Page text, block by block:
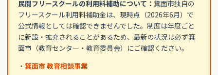
民間フリースクールの利用料補助について： 箕面市独自の
フリースクール利用料補助金は、現時点（2026年6月）で
公式情報としては確認できませんでした。制度は年度ごと
に新設・拡充されることがあるため、最新の状況は必ず箕
面市（教育センター・教育委員会）にご確認ください。
・ 箕面市 教育相談事業